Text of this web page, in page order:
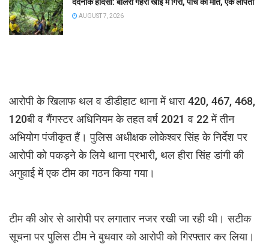
AUGUST 7, 2026
आरोपी के खिलाफ थल व डीडीहाट थाना में धारा 420, 467, 468,
120बी व गैंगस्टर अधिनियम के तहत वर्ष 2021 व 22 में तीन
अभियोग पंजीकृत हैं। पुलिस अधीक्षक लोकेश्वर सिंह के निर्देश पर
आरोपी को पकड़ने के लिये थाना प्रभारी, थल हीरा सिंह डांगी की
अगुवाई में एक टीम का गठन किया गया।
टीम की ओर से आरोपी पर लगातार नजर रखी जा रही थी। सटीक
सूचना पर पुलिस टीम ने बुधवार को आरोपी को गिरफ्तार कर लिया।